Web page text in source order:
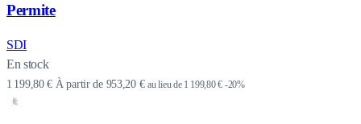
Permite
SDI
En stock
1 199,80 € À partir de 953,20 € au lieu de 1 199,80 € -20%